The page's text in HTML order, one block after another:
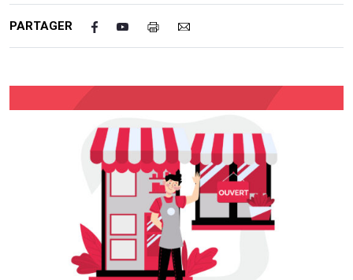
PARTAGER